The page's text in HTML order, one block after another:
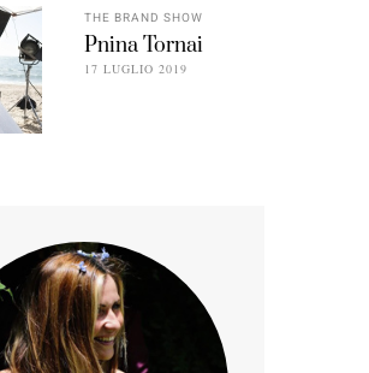
THE BRAND SHOW
Pnina Tornai
17 LUGLIO 2019